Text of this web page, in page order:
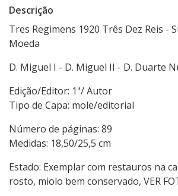
Descrição
Tres Regimens 1920 Três Dez Reis -
Moeda
D. Miguel I - D. Miguel II - D. Duarte
Edição/Editor: 1ª/
Tipo de Capa: mole/editorial
Número de
Medidas: 18,50/25,5 cm
Estado: Exemplar com restauros na
rosto, miolo bem conservado, VER